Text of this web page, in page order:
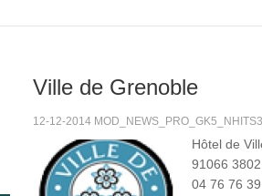
Ville de Grenoble
12-12-2014
Hôtel de
91066
04 76 76